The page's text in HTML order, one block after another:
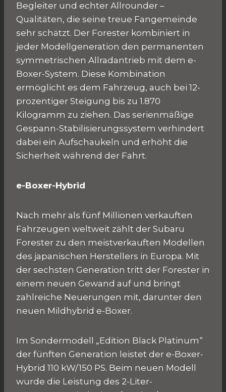
Begleiter und echter Allrounder –
Qualitäten, die seine treue Fangemeinde
sehr schätzt. Der Forester kombiniert in
jeder Modellgeneration den permanenten
symmetrischen Allradantrieb mit dem e-
Boxer-System. Diese Kombination
ermöglicht es dem Fahrzeug, auch bei 12-
prozentiger Steigung bis zu 1.870
Kilogramm zu ziehen. Das serienmäßige
Gespann-Stabilisierungssystem verhindert
dabei ein Aufschaukeln und erhöht die
Sicherheit während der Fahrt.
e-Boxer-Hybrid
Nach mehr als fünf Millionen verkauften
Fahrzeugen weltweit zählt der Subaru
Forester zu den meistverkauften Modellen
des japanischen Herstellers in Europa. Mit
der sechsten Generation tritt der Forester in
einem neuen Gewand auf und bringt
zahlreiche Neuerungen mit, darunter den
neuen Mildhybrid e-Boxer.
Im Sondermodell „Edition Black Platinum“
der fünften Generation leistet der e-Boxer-
Hybrid 110 kW/150 PS. Beim neuen Modell
wurde die Leistung des 2-Liter-